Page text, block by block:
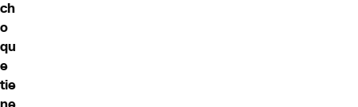
ch
o
qu
e
tie